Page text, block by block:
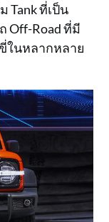
Tank ที่เป็น
Off-Road ที่มี
ในหลากหลาย